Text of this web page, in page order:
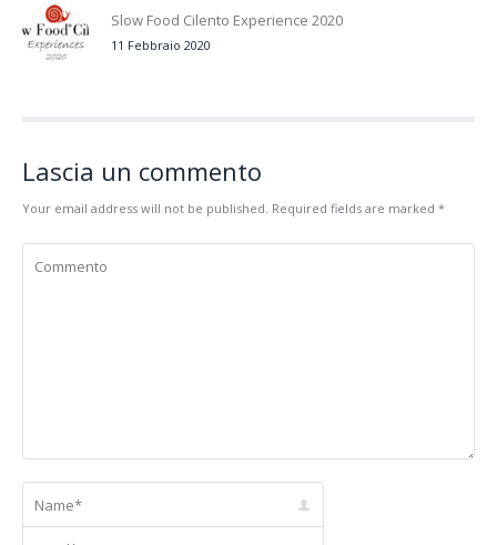
Slow Food Cilento Experience 2020
11 Febbraio 2020
Lascia un commento
Your email address will not be published. Required fields are marked *
Commento